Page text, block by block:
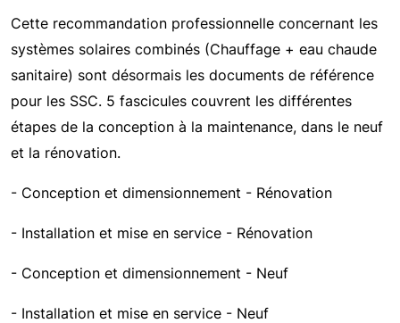
Cette recommandation professionnelle concernant les
systèmes solaires combinés (Chauffage + eau chaude
sanitaire) sont désormais les documents de référence
pour les SSC. 5 fascicules couvrent les différentes
étapes de la conception à la maintenance, dans le neuf
et la rénovation.
- Conception et dimensionnement - Rénovation
- Installation et mise en service - Rénovation
- Conception et dimensionnement - Neuf
- Installation et mise en service - Neuf